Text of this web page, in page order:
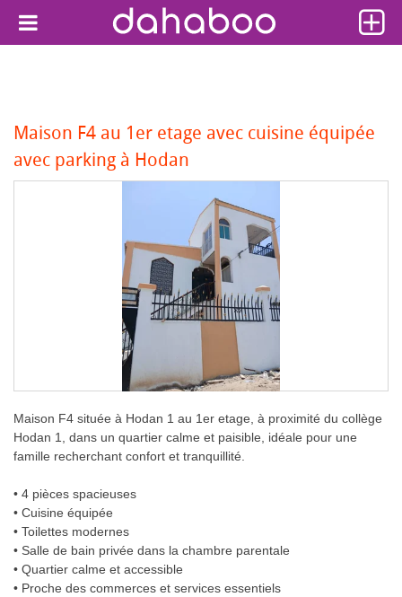
Maison F4 au 1er etage avec cuisine équipée
avec parking à Hodan
Maison F4 située à Hodan 1 au 1er etage, à proximité du collège
Hodan 1, dans un quartier calme et paisible, idéale pour une
famille recherchant confort et tranquillité.
• 4 pièces spacieuses
• Cuisine équipée
• Toilettes modernes
• Salle de bain privée dans la chambre parentale
• Quartier calme et accessible
• Proche des commerces et services essentiels